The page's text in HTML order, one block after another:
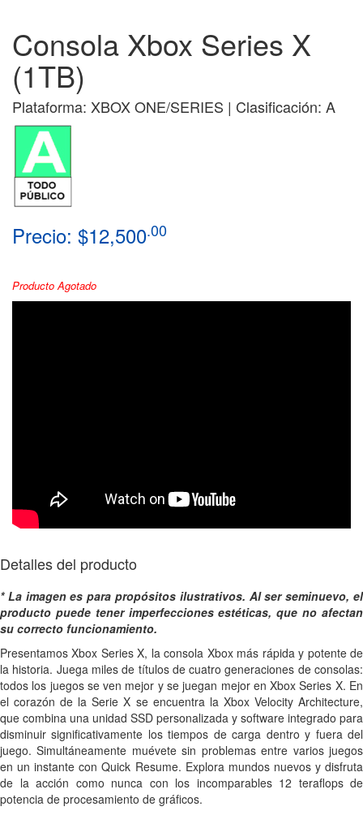
Consola Xbox Series X
(1TB)
Plataforma: XBOX ONE/SERIES | Clasificación: A
Precio: $12,500.00
Producto Agotado
Detalles del producto
* La imagen es para propósitos ilustrativos. Al ser seminuevo, el
producto puede tener imperfecciones estéticas, que no afectan
su correcto funcionamiento.
Presentamos Xbox Series X, la consola Xbox más rápida y potente de
la historia. Juega miles de títulos de cuatro generaciones de consolas:
todos los juegos se ven mejor y se juegan mejor en Xbox Series X. En
el corazón de la Serie X se encuentra la Xbox Velocity Architecture,
que combina una unidad SSD personalizada y software integrado para
disminuir significativamente los tiempos de carga dentro y fuera del
juego. Simultáneamente muévete sin problemas entre varios juegos
en un instante con Quick Resume. Explora mundos nuevos y disfruta
de la acción como nunca con los incomparables 12 teraflops de
potencia de procesamiento de gráficos.